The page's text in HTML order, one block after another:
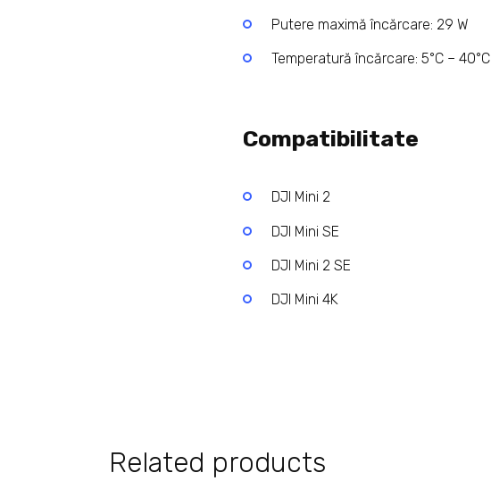
Putere maximă încărcare: 29 W
Temperatură încărcare: 5°C – 40°C
Compatibilitate
DJI Mini 2
DJI Mini SE
DJI Mini 2 SE
DJI Mini 4K
Related products